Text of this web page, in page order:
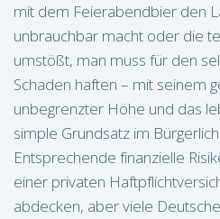
mit dem Feierabendbier den
unbrauchbar macht oder die
umstößt, man muss für den
Schaden haften – mit seinem
unbegrenzter Höhe und das
simple Grundsatz im
Entsprechende finanzielle
einer privaten
abdecken, aber viele